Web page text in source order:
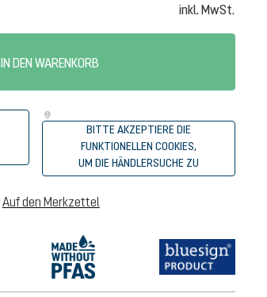
inkl. MwSt.
IN DEN WARENKORB
BITTE AKZEPTIERE DIE
FUNKTIONELLEN COOKIES,
UM DIE HÄNDLERSUCHE ZU
STARTEN.
Auf den Merkzettel